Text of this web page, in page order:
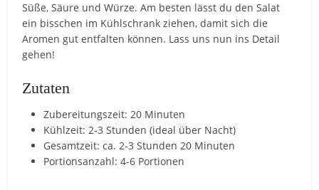
Süße, Säure und Würze. Am besten lässt du den Salat
ein bisschen im Kühlschrank ziehen, damit sich die
Aromen gut entfalten können. Lass uns nun ins Detail
gehen!
Zutaten
Zubereitungszeit: 20 Minuten
Kühlzeit: 2-3 Stunden (ideal über Nacht)
Gesamtzeit: ca. 2-3 Stunden 20 Minuten
Portionsanzahl: 4-6 Portionen